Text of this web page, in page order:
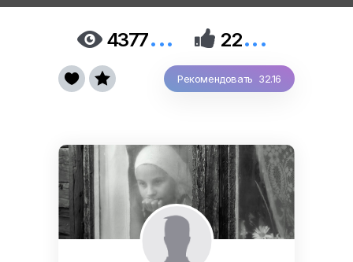
 4377...  22...
Рекомендовать 32.16
 